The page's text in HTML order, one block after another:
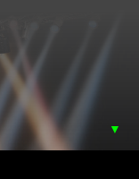
▼